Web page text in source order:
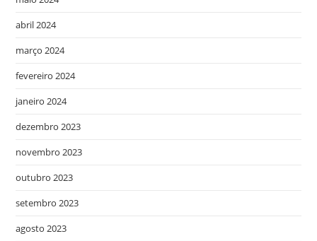
abril 2024
março 2024
fevereiro 2024
janeiro 2024
dezembro 2023
novembro 2023
outubro 2023
setembro 2023
agosto 2023